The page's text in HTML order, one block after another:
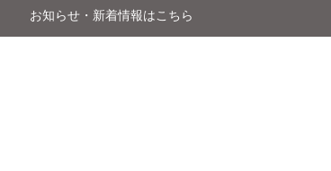
お知らせ・新着情報はこちら